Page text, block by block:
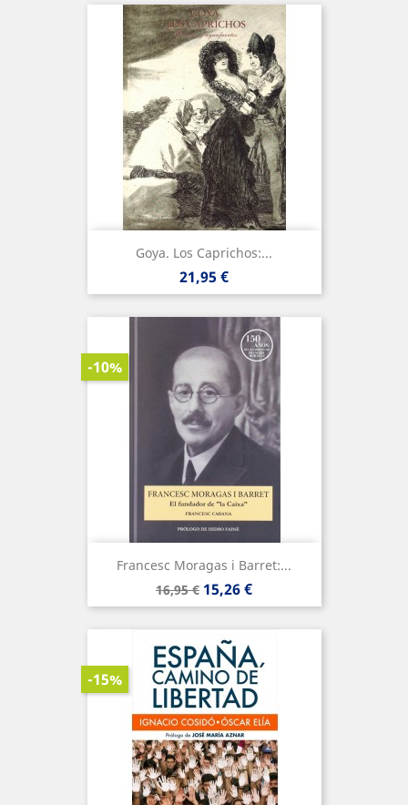
Goya. Los Caprichos:...
Precio
21,95 €
Francesc Moragas i Barret:...
Precio
base
16,95 €
-10%
Precio
15,26 €
-15%